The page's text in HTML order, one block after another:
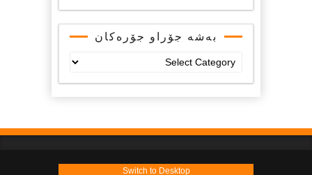
بەشە جۆراو جۆرەکان
جۆرەکان
Switch to Desktop